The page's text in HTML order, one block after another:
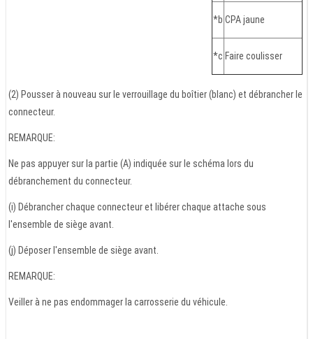
*b CPA jaune
*c Faire coulisser
(2) Pousser à nouveau sur le verrouillage du boîtier (blanc) et débrancher le
connecteur.
REMARQUE:
Ne pas appuyer sur la partie (A) indiquée sur le schéma lors du
débranchement du connecteur.
(i) Débrancher chaque connecteur et libérer chaque attache sous
l'ensemble de siège avant.
(j) Déposer l'ensemble de siège avant.
REMARQUE:
Veiller à ne pas endommager la carrosserie du véhicule.